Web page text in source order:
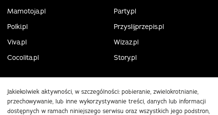
Mamotoja.pl
Party.pl
Polki.pl
Przyslijprzepis.pl
Viva.pl
Wizaz.pl
Cocolita.pl
Story.pl
Jakiekolwiek aktywności, w szczególności: pobieranie, zwielokrotnianie,
przechowywanie, lub inne wykorzystywanie treści, danych lub informacji
dostępnych w ramach niniejszego serwisu oraz wszystkich jego podstron,